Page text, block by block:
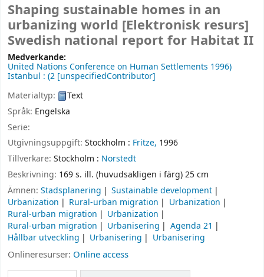
Shaping sustainable homes in an
urbanizing world [Elektronisk resurs]
Swedish national report for Habitat II
Medverkande:
United Nations Conference on Human Settlements 1996)
Istanbul : (2 [unspecifiedContributor]
Materialtyp:
Text
Språk: Engelska
Serie:
Utgivningsuppgift: Stockholm : Fritze, 1996
Tillverkare: Stockholm : Norstedt
Beskrivning: 169 s. ill. (huvudsakligen i färg) 25 cm
Ämnen: Stadsplanering
Sustainable development
Urbanization
Rural-urban migration
Urbanization
Rural-urban migration
Urbanization
Rural-urban migration
Urbanisering
Agenda 21
Hållbar utveckling
Urbanisering Urbanisering
Onlineresurser: Online access